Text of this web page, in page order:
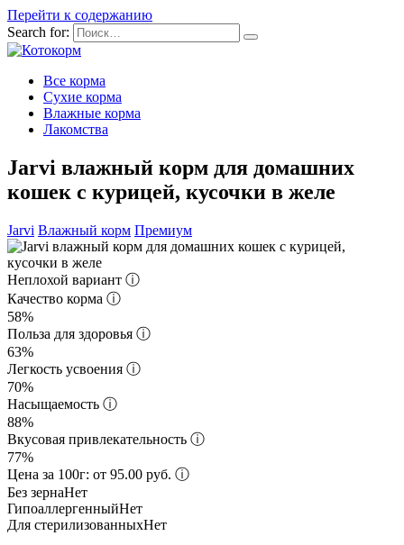
Перейти к содержанию
Search for:
Все корма
Сухие корма
Влажные корма
Лакомства
Jarvi влажный корм для домашних
кошек с курицей, кусочки в желе
Jarvi Влажный корм Премиум
Неплохой вариант ⓘ
Качество корма ⓘ
58%
Польза для здоровья ⓘ
63%
Легкость усвоения ⓘ
70%
Насыщаемость ⓘ
88%
Вкусовая привлекательность ⓘ
77%
Цена за 100г: от 95.00 руб. ⓘ
Без зернаНет
ГипоаллергенныйНет
Для стерилизованныхНет